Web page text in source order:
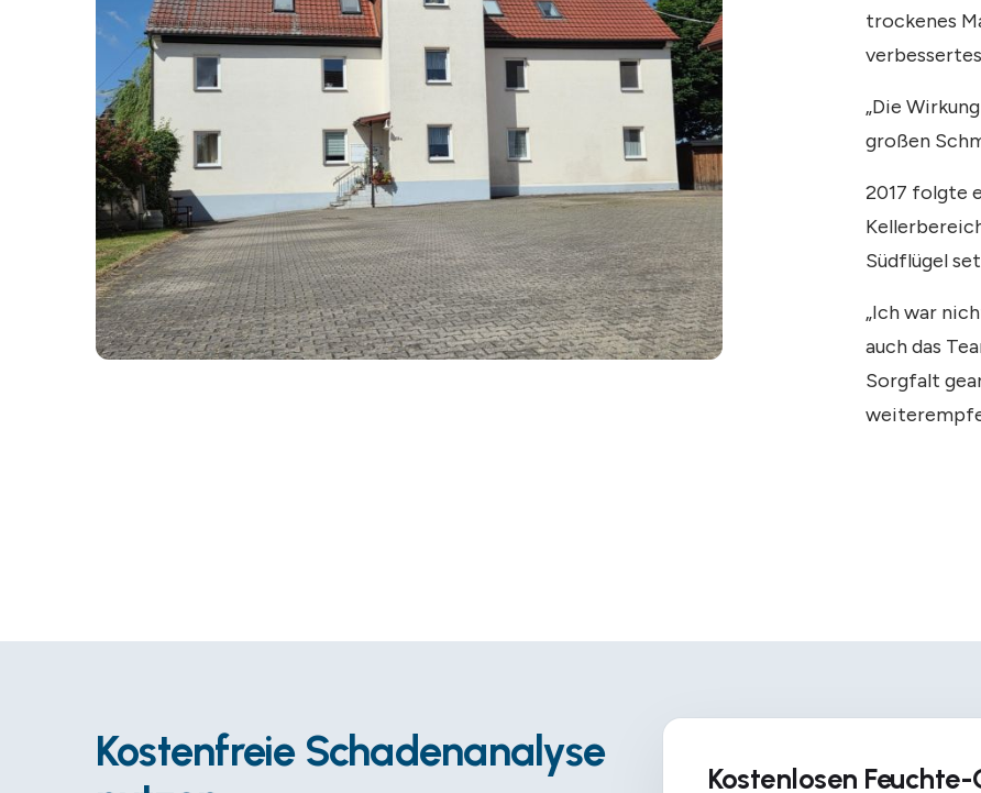
trockenes
„Die
großen
2017 folgte
Südflügel
„Ich war
auch das
Sorgfalt
Kostenfreie Schadenanalyse
Kostenlosen